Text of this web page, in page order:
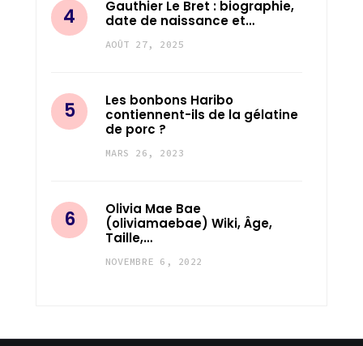
Gauthier Le Bret : biographie,
date de naissance et…
AOÛT 27, 2025
Les bonbons Haribo
contiennent-ils de la gélatine
de porc ?
MARS 26, 2023
Olivia Mae Bae
(oliviamaebae) Wiki, Âge,
Taille,…
NOVEMBRE 6, 2022